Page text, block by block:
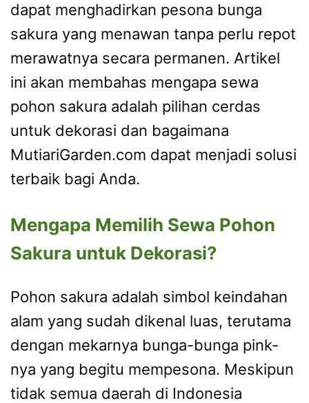
dapat menghadirkan pesona bunga
sakura yang menawan tanpa perlu repot
merawatnya secara permanen. Artikel
ini akan membahas mengapa sewa
pohon sakura adalah pilihan cerdas
untuk dekorasi dan bagaimana
MutiariGarden.com dapat menjadi solusi
terbaik bagi Anda.
Mengapa Memilih Sewa Pohon
Sakura untuk Dekorasi?
Pohon sakura adalah simbol keindahan
alam yang sudah dikenal luas, terutama
dengan mekarnya bunga-bunga pink-
nya yang begitu mempesona. Meskipun
tidak semua daerah di Indonesia